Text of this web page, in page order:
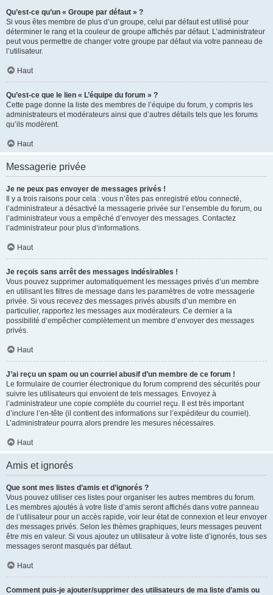
Qu’est-ce qu’un « Groupe par défaut » ?
Si vous êtes membre de plus d’un groupe, celui par défaut est utilisé pour
déterminer le rang et la couleur de groupe affichés par défaut. L’administrateur
peut vous permettre de changer votre groupe par défaut via votre panneau de
l’utilisateur.
Haut
Qu’est-ce que le lien « L’équipe du forum » ?
Cette page donne la liste des membres de l’équipe du forum, y compris les
administrateurs et modérateurs ainsi que d’autres détails tels que les forums
qu’ils modèrent.
Haut
Messagerie privée
Je ne peux pas envoyer de messages privés !
Il y a trois raisons pour cela : vous n’êtes pas enregistré et/ou connecté,
l’administrateur a désactivé la messagerie privée sur l’ensemble du forum, ou
l’administrateur vous a empêché d’envoyer des messages. Contactez
l’administrateur pour plus d’informations.
Haut
Je reçois sans arrêt des messages indésirables !
Vous pouvez supprimer automatiquement les messages privés d’un membre
en utilisant les filtres de message dans les paramètres de votre messagerie
privée. Si vous recevez des messages privés abusifs d’un membre en
particulier, rapportez les messages aux modérateurs. Ce dernier a la
possibilité d’empêcher complètement un membre d’envoyer des messages
privés.
Haut
J’ai reçu un spam ou un courriel abusif d’un membre de ce forum !
Le formulaire de courrier électronique du forum comprend des sécurités pour
suivre les utilisateurs qui envoient de tels messages. Envoyez à
l’administrateur une copie complète du courriel reçu. Il est très important
d’inclure l’en-tête (il contient des informations sur l’expéditeur du courriel).
L’administrateur pourra alors prendre les mesures nécessaires.
Haut
Amis et ignorés
Que sont mes listes d’amis et d’ignorés ?
Vous pouvez utiliser ces listes pour organiser les autres membres du forum.
Les membres ajoutés à votre liste d’amis seront affichés dans votre panneau
de l’utilisateur pour un accès rapide, voir leur état de connexion et leur envoyer
des messages privés. Selon les thèmes graphiques, leurs messages peuvent
être mis en valeur. Si vous ajoutez un utilisateur à votre liste d’ignorés, tous ses
messages seront masqués par défaut.
Haut
Comment puis-je ajouter/supprimer des utilisateurs de ma liste d’amis ou